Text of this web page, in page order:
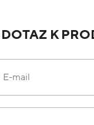
K
E-mail